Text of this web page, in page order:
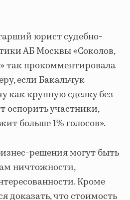
юрист судебно-
АБ Москвы «Соколов,
так прокомментировала
если Бакальчук
как крупную сделку без
оспорить участники,
больше 1% голосов».
решения могут быть
ничтожности,
Кроме
доказать, что стоимость